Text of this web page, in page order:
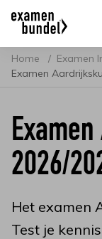
Home Examen
Examen
2026/
Het examen
Test je